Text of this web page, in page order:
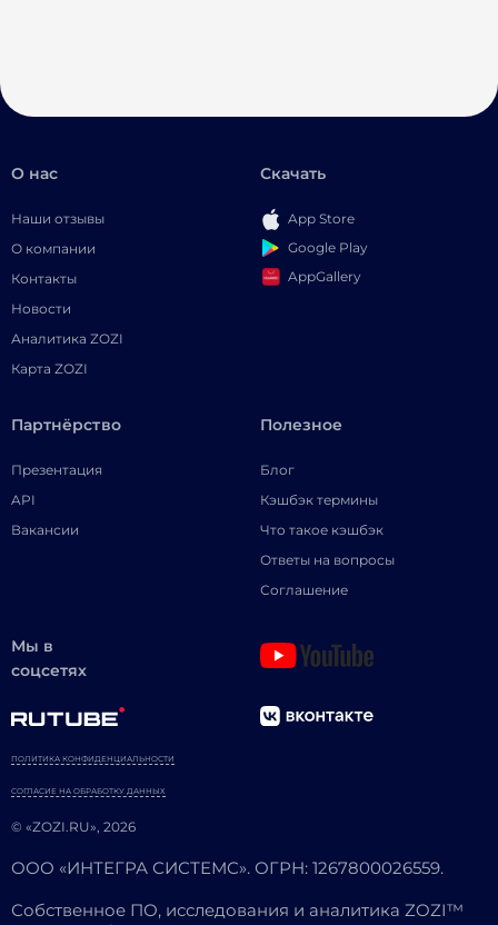
О нас
Наши отзывы
О компании
Контакты
Новости
Аналитика ZOZI
Карта ZOZI
Скачать
App Store
Google Play
AppGallery
Партнёрство
Презентация
API
Вакансии
Полезное
Блог
Кэшбэк термины
Что такое кэшбэк
Ответы на вопросы
Соглашение
Мы в
соцсетях
© «ZOZI.RU», 2026
ПОЛИТИКА КОНФИДЕНЦИАЛЬНОСТИ
СОГЛАСИЕ НА ОБРАБОТКУ ДАННЫХ
ООО «ИНТЕГРА СИСТЕМС». ОГРН: 1267800026559.
Собственное ПО, исследования и аналитика ZOZI™